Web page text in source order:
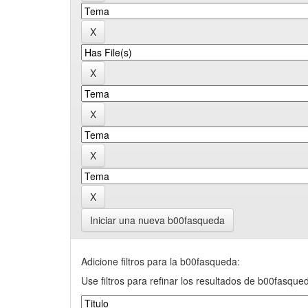
Iniciar una nueva b00fasqueda
Adicione filtros para la b00fasqueda:
Use filtros para refinar los resultados de